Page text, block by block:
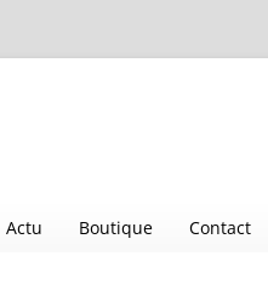
Actu Boutique Contact